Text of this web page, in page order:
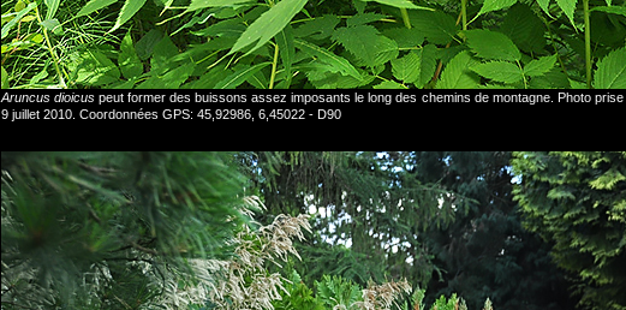
Aruncus dioicus peut former des buissons assez imposants le long des chemins de montagne. Photo
9 juillet 2010. Coordonnées GPS: 45,92986, 6,45022 - D90